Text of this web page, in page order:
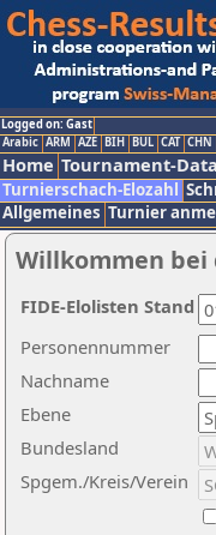
Logged on: Gast
Arabic ARM AZE BIH BUL CAT CHN
Home Tournament-
Turnierschach-Elozahl
Allgemeines Turnier
Willkommen bei
Nachname
Ebene
Personennummer
Bundesland
Spgem./Kreis/Verein
FIDE-Elolisten Stand